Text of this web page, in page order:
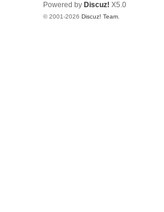
Powered by Discuz! X5.0
© 2001-2026 Discuz! Team